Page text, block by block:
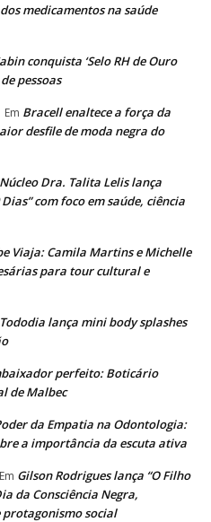
medicamentos na saúde
conquista ‘Selo RH de Ouro
pessoas
Em Bracell enaltece a força da
desfile de moda negra do
Núcleo Dra. Talita Lelis lança
com foco em saúde, ciência
Viaja: Camila Martins e Michelle
para tour cultural e
lança mini body splashes
perfeito: Boticário
de Malbec
da Empatia na Odontologia:
a importância da escuta ativa
Em Gilson Rodrigues lança “O Filho
da Consciência Negra,
social